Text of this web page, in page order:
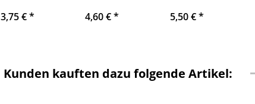
3,75 €* 4,60 €* 5,50 €*
Kunden kauften dazu folgende Artikel: